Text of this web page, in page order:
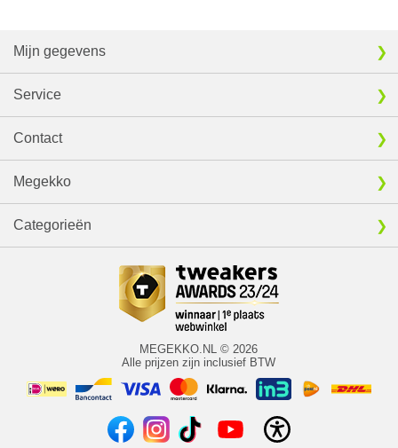
Mijn gegevens
Service
Contact
Megekko
Categorieën
MEGEKKO.NL © 2026
Alle prijzen zijn inclusief BTW